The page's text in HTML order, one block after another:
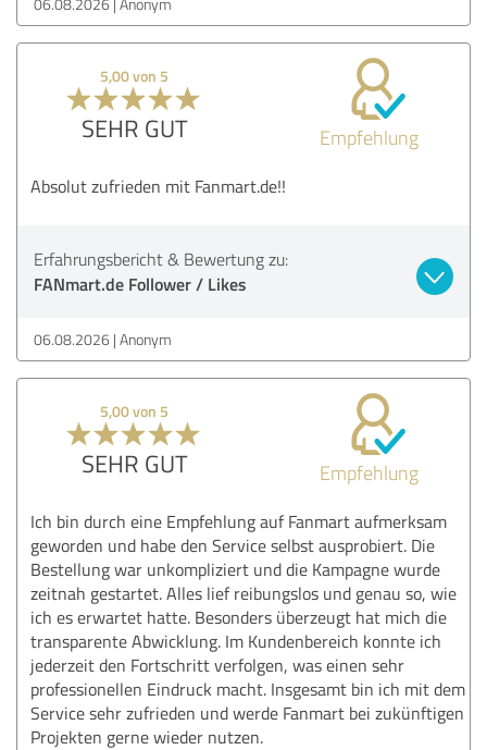
5,00 von 5
SEHR GUT Empfehlung
Absolut zufrieden mit Fanmart.de!!
Erfahrungsbericht & Bewertung zu:
FANmart.de Follower / Likes
06.08.2026 Anonym
5,00 von 5
SEHR GUT Empfehlung
Ich bin durch eine Empfehlung auf Fanmart aufmerksam
geworden und habe den Service selbst ausprobiert. Die
Bestellung war unkompliziert und die Kampagne wurde
zeitnah gestartet. Alles lief reibungslos und genau so, wie
ich es erwartet hatte. Besonders überzeugt hat mich die
transparente Abwicklung. Im Kundenbereich konnte ich
jederzeit den Fortschritt verfolgen, was einen sehr
professionellen Eindruck macht. Insgesamt bin ich mit dem
Service sehr zufrieden und werde Fanmart bei zukünftigen
Projekten gerne wieder nutzen.